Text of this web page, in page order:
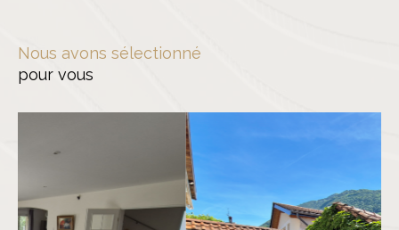
Nous avons sélectionné
pour vous